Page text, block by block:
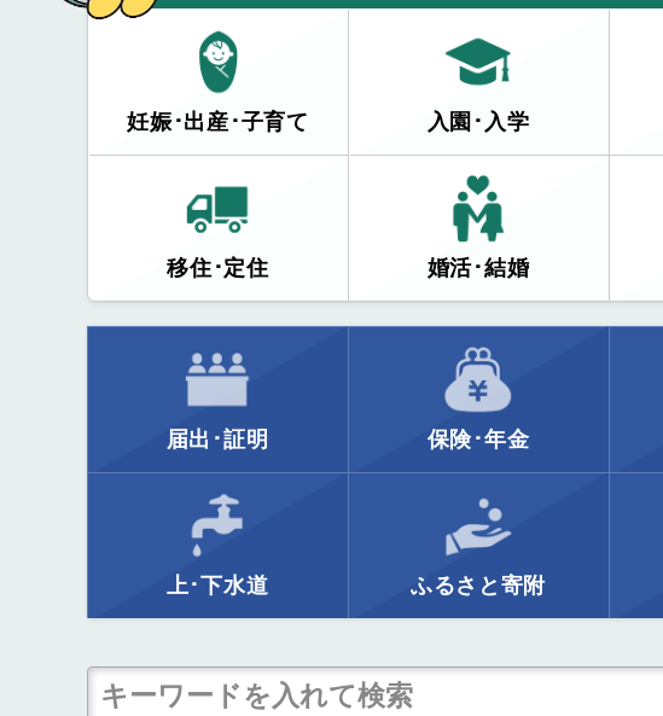
妊娠･出産･子育て 入園･入学
移住･定住 婚活･結婚
届出･証明 保険･年金
上･下水道 ふるさと寄附